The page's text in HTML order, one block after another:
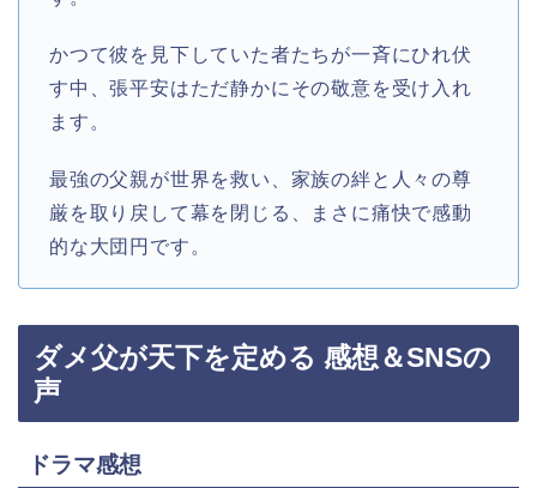
かつて彼を見下していた者たちが一斉にひれ伏
す中、張平安はただ静かにその敬意を受け入れ
ます。
最強の父親が世界を救い、家族の絆と人々の尊
厳を取り戻して幕を閉じる、まさに痛快で感動
的な大団円です。
ダメ父が天下を定める 感想＆SNSの
声
ドラマ感想